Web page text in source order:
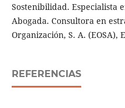
Sostenibilidad. Especialista
Abogada. Consultora en
Organización, S. A. (EOSA),
REFERENCIAS